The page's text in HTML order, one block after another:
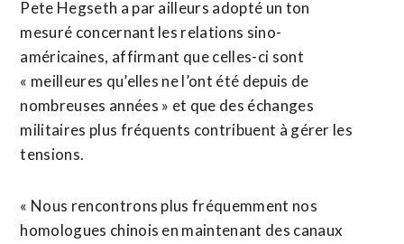
Pete Hegseth a par ailleurs adopté un ton
mesuré concernant les relations sino-
américaines, ⁠affirmant que celles-ci sont
« meilleures qu’elles ne l’ont été depuis de
nombreuses années » et que des échanges
militaires plus fréquents contribuent à gérer les
tensions.
« Nous rencontrons plus ​fréquemment nos
homologues chinois en maintenant ​des canaux